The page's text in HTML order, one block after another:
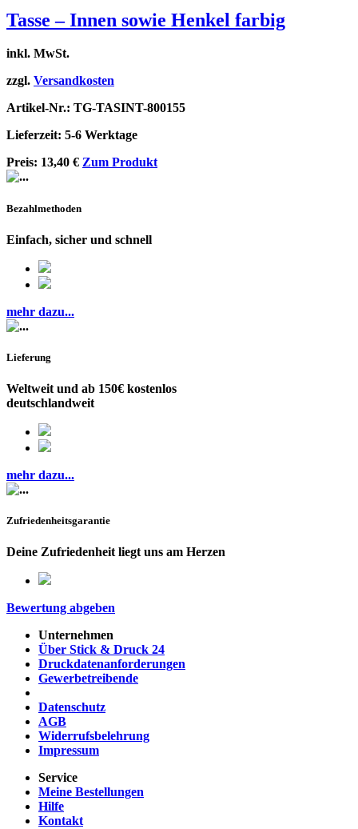
Tasse – Innen sowie Henkel farbig
inkl. MwSt.
zzgl. Versandkosten
Artikel-Nr.: TG-TASINT-800155
Lieferzeit: 5-6 Werktage
Preis: 13,40 € Zum Produkt
Bezahlmethoden
Einfach, sicher und schnell
mehr dazu...
Lieferung
Weltweit und ab 150€ kostenlos
deutschlandweit
mehr dazu...
Zufriedenheitsgarantie
Deine Zufriedenheit liegt uns am Herzen
Bewertung abgeben
Unternehmen
Über Stick & Druck 24
Druckdatenanforderungen
Gewerbetreibende
Datenschutz
AGB
Widerrufsbelehrung
Impressum
Service
Meine Bestellungen
Hilfe
Kontakt